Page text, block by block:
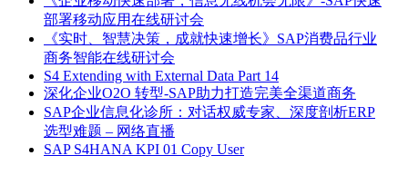
部署移动应用在线研讨会
《实时、智慧决策，成就快速增长》SAP消费品行业
商务智能在线研讨会
S4 Extending with External Data Part 14
深化企业O2O 转型-SAP助力打造完美全渠道商务
SAP企业信息化诊所：对话权威专家、深度剖析ERP
选型难题 – 网络直播
SAP S4HANA KPI 01 Copy User